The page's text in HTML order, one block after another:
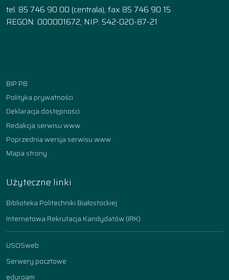
tel. 85 746 90 00 (centrala), fax 85 746 90 15
REGON: 000001672, NIP: 542-020-87-21
BIP PB
Polityka prywatności
Deklaracja dostępności
Redakcja serwisu www
Poprzednia wersja serwisu www
Mapa strony
Użyteczne linki
Biblioteka Politechniki Białostockiej
Internetowa Rekrutacja Kandydatów (IRK)
USOSweb
Serwery pocztowe
eduroam